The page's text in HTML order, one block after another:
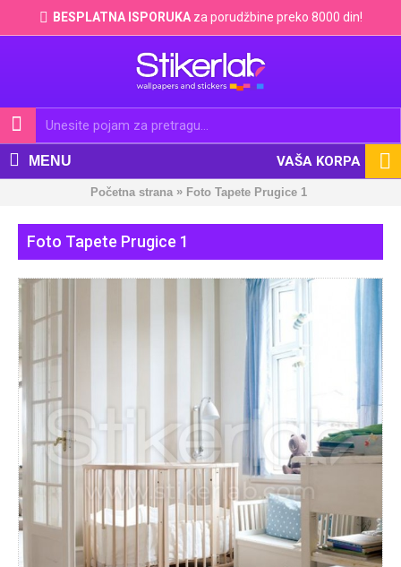
BESPLATNA ISPORUKA za porudžbine preko 8000 din!
VAŠA KORPA
MENU
Početna strana» Foto Tapete Prugice 1
Foto Tapete Prugice 1